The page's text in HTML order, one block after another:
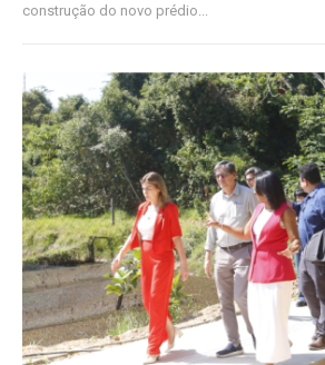
construção do novo prédio...